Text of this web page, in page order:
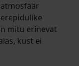
mitu erinevat
kust ei